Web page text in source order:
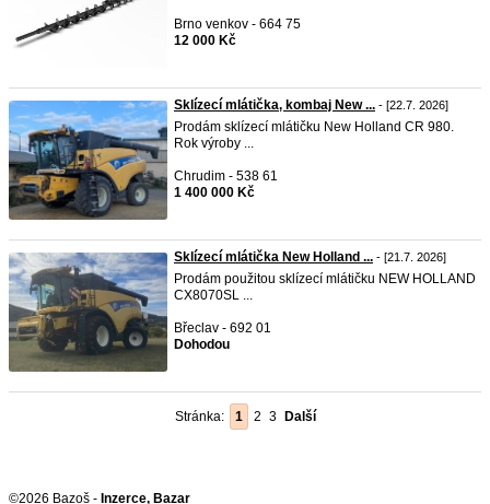
Brno venkov - 664 75
12 000 Kč
Sklízecí mlátička, kombaj New ... - [22.7. 2026]
Prodám sklízecí mlátičku New Holland CR 980.
Rok výroby ...
Chrudim - 538 61
1 400 000 Kč
Sklízecí mlátička New Holland ... - [21.7. 2026]
Prodám použitou sklízecí mlátičku NEW HOLLAND
CX8070SL ...
Břeclav - 692 01
Dohodou
Stránka: 1 2 3 Další
©2026 Bazoš - Inzerce, Bazar